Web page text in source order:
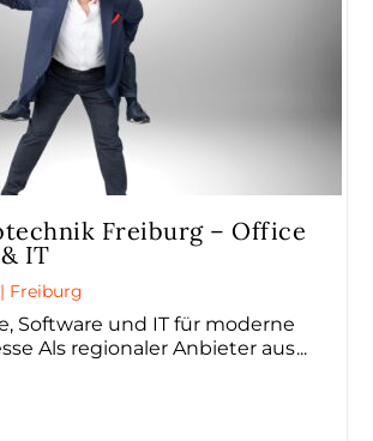
Freiburg – Office
IT
| Freiburg
Software und IT für moderne
Als regionaler Anbieter aus